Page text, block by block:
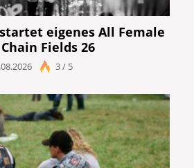
eigenes All Female
Fields 26
3 / 5